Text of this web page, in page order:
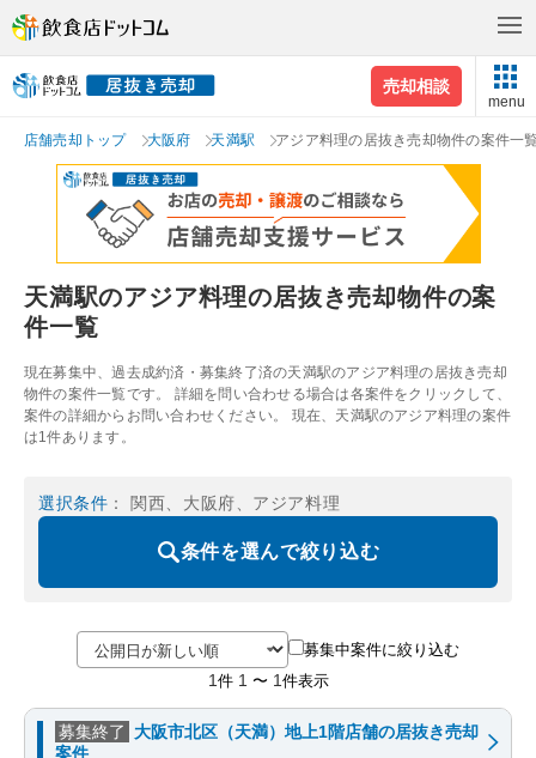
売却相談
menu
店舗売却トップ 大阪府 天満駅 アジア料理の居抜き売却物件の案件一
天満駅のアジア料理の居抜き売却物件の案
件一覧
現在募集中、過去成約済・募集終了済の天満駅のアジア料理の居抜き売却
物件の案件一覧です。 詳細を問い合わせる場合は各案件をクリックして、
案件の詳細からお問い合わせください。 現在、天満駅のアジア料理の案件
は1件あります。
選択条件 ： 関西、大阪府、アジア料理
条件を選んで絞り込む
募集中案件に絞り込む
1 件 1 〜 1 件表示
募集終了
大阪市北区（天満）地上1階店舗の居抜き売却
案件